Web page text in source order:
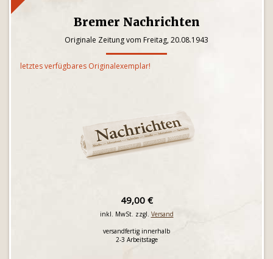
Bremer Nachrichten
Originale Zeitung vom Freitag, 20.08.1943
letztes verfügbares Originalexemplar!
49,00 €
inkl. MwSt. zzgl. Versand
versandfertig innerhalb
2-3 Arbeitstage